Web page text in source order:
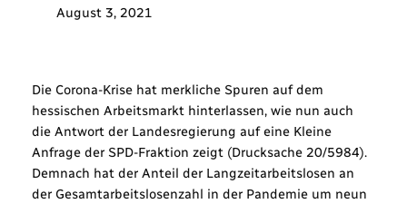
August 3, 2021
Die Corona-Krise hat merkliche Spuren auf dem
hessischen Arbeitsmarkt hinterlassen, wie nun auch
die Antwort der Landesregierung auf eine Kleine
Anfrage der SPD-Fraktion zeigt (Drucksache 20/5984).
Demnach hat der Anteil der Langzeitarbeitslosen an
der Gesamtarbeitslosenzahl in der Pandemie um neun